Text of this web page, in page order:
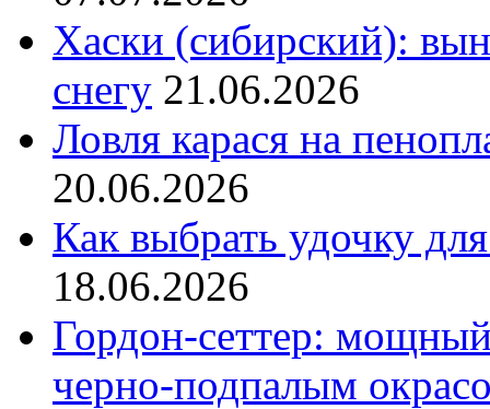
Хаски (сибирский):
снегу 21.06.2026
Ловля карася на
20.06.2026
Как выбрать удочку
18.06.2026
Гордон-сеттер:
черно-подпалым